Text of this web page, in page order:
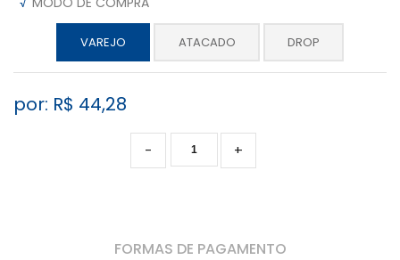
VAREJO ATACADO DROP
por: R$ 44,28
+
-
FORMAS DE PAGAMENTO